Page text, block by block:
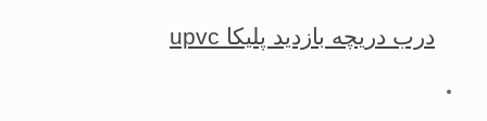
درب دریچه بازدید پلیکا upvc